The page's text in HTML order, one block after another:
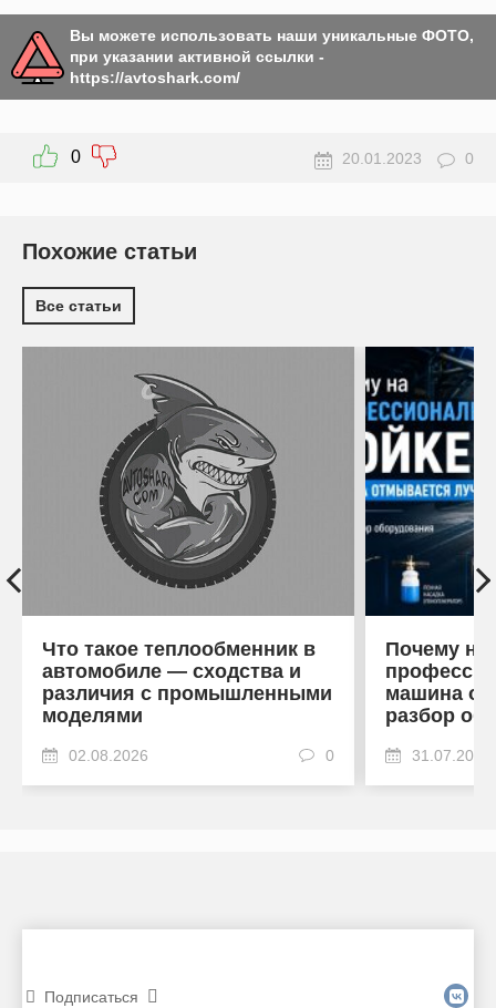
Вы можете использовать наши уникальные ФОТО,
при указании активной ссылки -
https://avtoshark.com/
0 20.01.2023 0
Похожие статьи
Все статьи
Что такое теплообменник в
автомобиле — сходства и
различия с промышленными
моделями
02.08.2026 0
Почему на
машина
разбор
31.07.2026
Подписаться